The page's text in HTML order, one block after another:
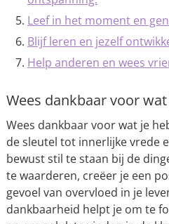
Leef in het moment en
Blijf leren en jezelf
Help anderen en wees
Wees dankbaar voor
Wees dankbaar voor wat je
de sleutel tot innerlijke vrede
bewust stil te staan bij de
te waarderen, creëer je een
gevoel van overvloed in je
dankbaarheid helpt je om te